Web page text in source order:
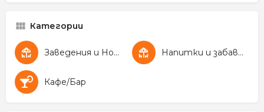
Категории
Заведения и Нощен живот Напитки и забавление
Кафе/Бар